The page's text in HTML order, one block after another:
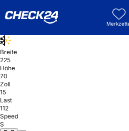
Breite
225
Höhe
70
Zoll
15
Last
112
Speed
S